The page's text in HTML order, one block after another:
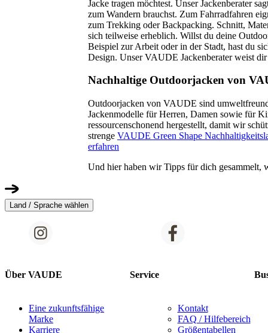
Jacke tragen möchtest. Unser Jackenberater
zum Wandern brauchst. Zum Fahrradfahren
zum Trekking oder Backpacking. Schnitt,
sich teilweise erheblich. Willst du deine
Beispiel zur Arbeit oder in der Stadt, hast du
Design. Unser VAUDE Jackenberater weist
Nachhaltige Outdoorjacken von
Outdoorjacken von VAUDE sind
Jackenmodelle für Herren, Damen sowie für
ressourcenschonend hergestellt, damit wir
strenge VAUDE Green Shape
erfahren
Und hier haben wir Tipps für dich gesammelt,
Land / Sprache wählen
Über VAUDE
Eine zukunftsfähige
Marke
Karriere
Service
Kontakt
FAQ / Hilfebereich
Größentabellen